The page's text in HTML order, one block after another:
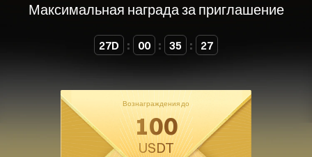
Максимальная награда за приглашение
27D : 00 : 35 : 26
Вознаграждения до
100
USDT